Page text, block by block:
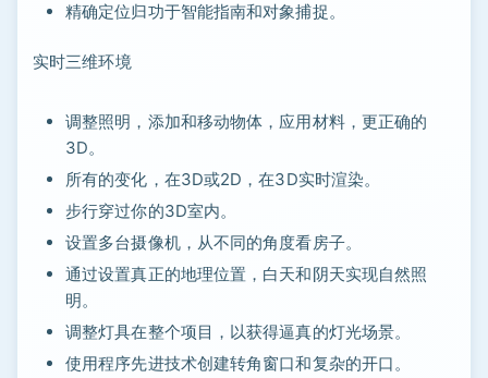
精确定位归功于智能指南和对象捕捉。
实时三维环境
调整照明，添加和移动物体，应用材料，更正确的
3D。
所有的变化，在3D或2D，在3D实时渲染。
步行穿过你的3D室内。
设置多台摄像机，从不同的角度看房子。
通过设置真正的地理位置，白天和阴天实现自然照
明。
调整灯具在整个项目，以获得逼真的灯光场景。
使用程序先进技术创建转角窗口和复杂的开口。